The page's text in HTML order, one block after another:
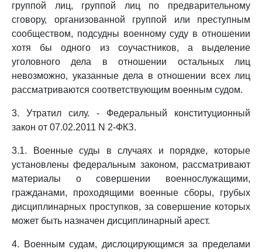
группой лиц, группой лиц по предварительному
сговору, организованной группой или преступным
сообществом, подсудны военному суду в отношении
хотя бы одного из соучастников, а выделение
уголовного дела в отношении остальных лиц
невозможно, указанные дела в отношении всех лиц
рассматриваются соответствующим военным судом.
3. Утратил силу. - Федеральный конституционный
закон от 07.02.2011 N 2-ФКЗ.
3.1. Военные суды в случаях и порядке, которые
установлены федеральным законом, рассматривают
материалы о совершении военнослужащими,
гражданами, проходящими военные сборы, грубых
дисциплинарных проступков, за совершение которых
может быть назначен дисциплинарный арест.
4. Военным судам, дислоцирующимся за пределами